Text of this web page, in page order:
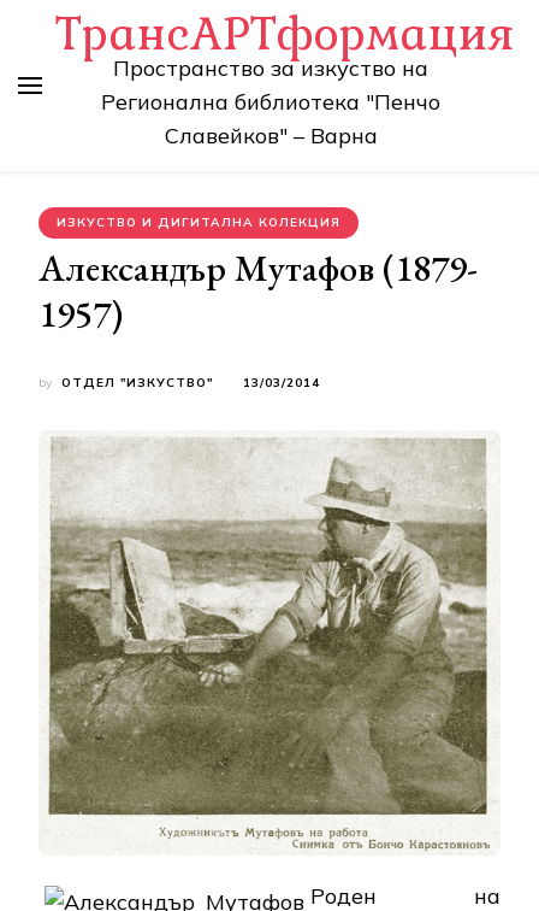
ТрансАРТформация
Пространство за изкуство на
Регионална библиотека "Пенчо
Славейков" – Варна
ИЗКУСТВО И ДИГИТАЛНА КОЛЕКЦИЯ
Александър Мутафов (1879-
1957)
by ОТДЕЛ "ИЗКУСТВО" 13/03/2014
Роден на